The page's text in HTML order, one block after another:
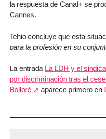
la respuesta de Canal+ se
Cannes.
Tehio concluye que esta
para la profesión en su
La entrada La LDH y el
por discriminación tras el
Bolloré
aparece primero en